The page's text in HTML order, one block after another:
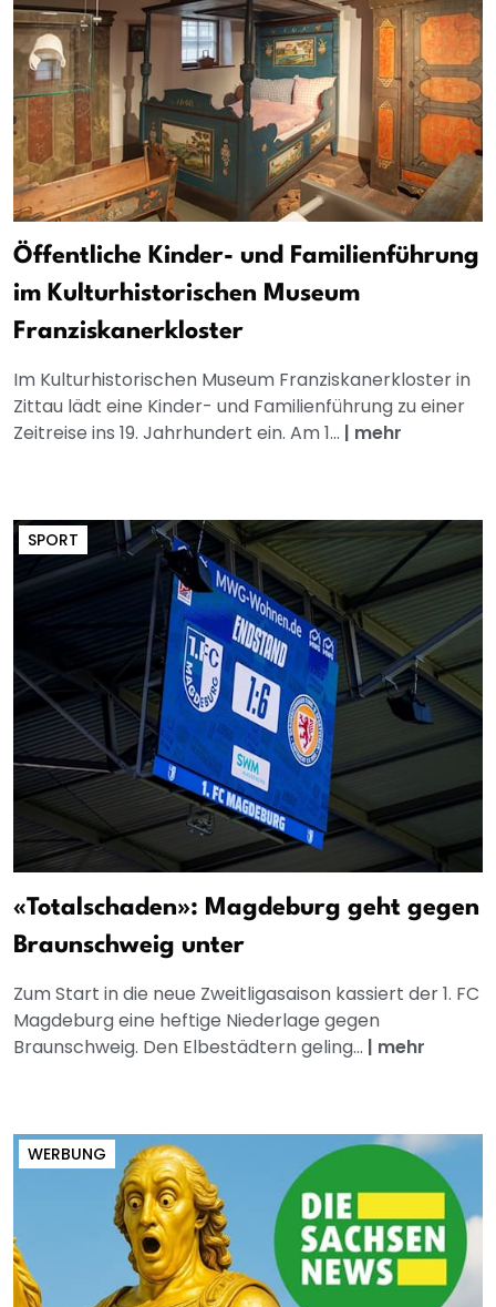
Öffentliche Kinder- und Familienführung
im Kulturhistorischen Museum
Franziskanerkloster
Im Kulturhistorischen Museum Franziskanerkloster in
Zittau lädt eine Kinder- und Familienführung zu einer
Zeitreise ins 19. Jahrhundert ein. Am 1... | mehr
SPORT
«Totalschaden»: Magdeburg geht gegen
Braunschweig unter
Zum Start in die neue Zweitligasaison kassiert der 1. FC
Magdeburg eine heftige Niederlage gegen
Braunschweig. Den Elbestädtern geling... | mehr
WERBUNG